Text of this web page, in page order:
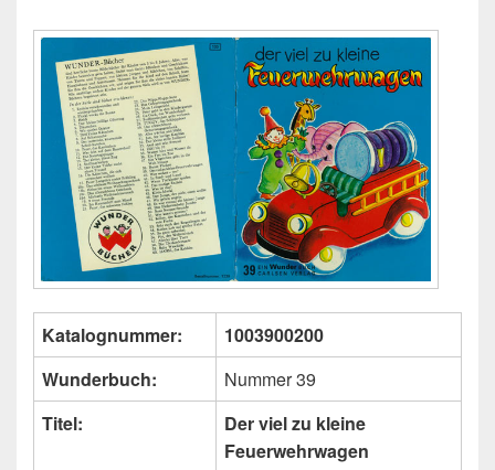
Katalognummer:
1003900200
Wunderbuch:
Nummer 39
Titel:
Der viel zu kleine
Feuerwehrwagen